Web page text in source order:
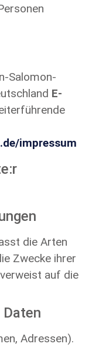
Salomon-
E-
impressum
die Arten
Zwecke ihrer
auf die
Adressen).